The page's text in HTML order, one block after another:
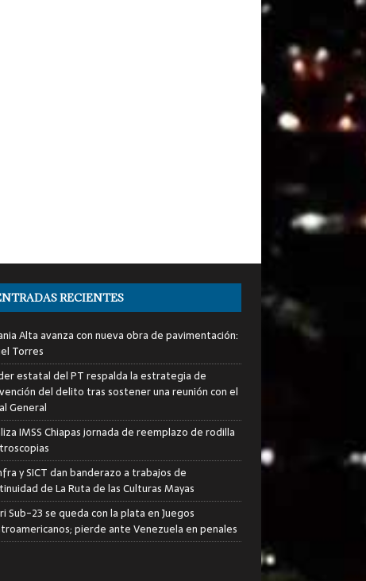
RECIENTES
Alta avanza con nueva obra de pavimentación:
Torres
estatal del PT respalda la estrategia de
del delito tras sostener una reunión con el
General
IMSS Chiapas jornada de reemplazo de rodilla
y SICT dan banderazo a trabajos de
de La Ruta de las Culturas Mayas
Sub-23 se queda con la plata en Juegos
pierde ante Venezuela en penales